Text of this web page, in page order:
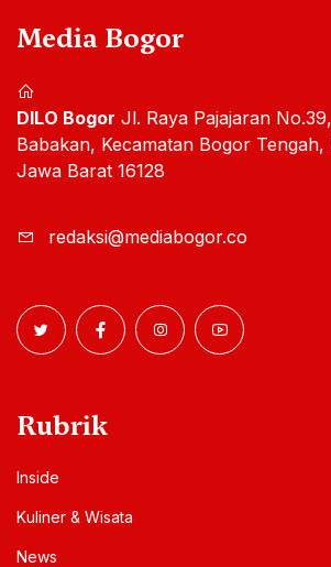
Media Bogor
DILO Bogor Jl. Raya Pajajaran
Babakan, Kecamatan Bogor Tengah,
Jawa Barat 16128
redaksi@mediabogor.co
Rubrik
Inside
Kuliner & Wisata
News